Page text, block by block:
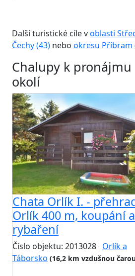
Další turistické cíle voblasti
Čechy (43) nebo okresu Příbram
Chalupy k pronájmu
okolí
Chata Orlík I. -
Orlík 400 m, koupání a
rybaření
Číslo objektu: 2013028 Orlík a
Táborsko (16,2 km vzdušnou